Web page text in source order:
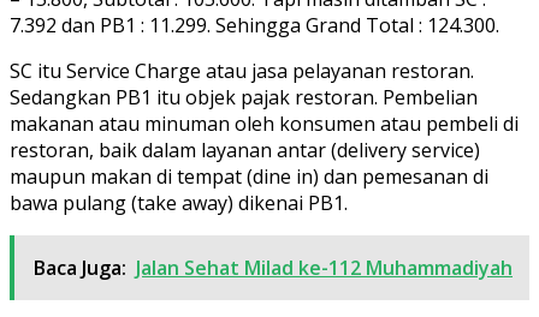
7.392 dan PB1 : 11.299. Sehingga Grand Total : 124.300.
SC itu Service Charge atau jasa pelayanan restoran.
Sedangkan PB1 itu objek pajak restoran. Pembelian
makanan atau minuman oleh konsumen atau pembeli di
restoran, baik dalam layanan antar (delivery service)
maupun makan di tempat (dine in) dan pemesanan di
bawa pulang (take away) dikenai PB1.
Baca Juga: Jalan Sehat Milad ke-112 Muhammadiyah